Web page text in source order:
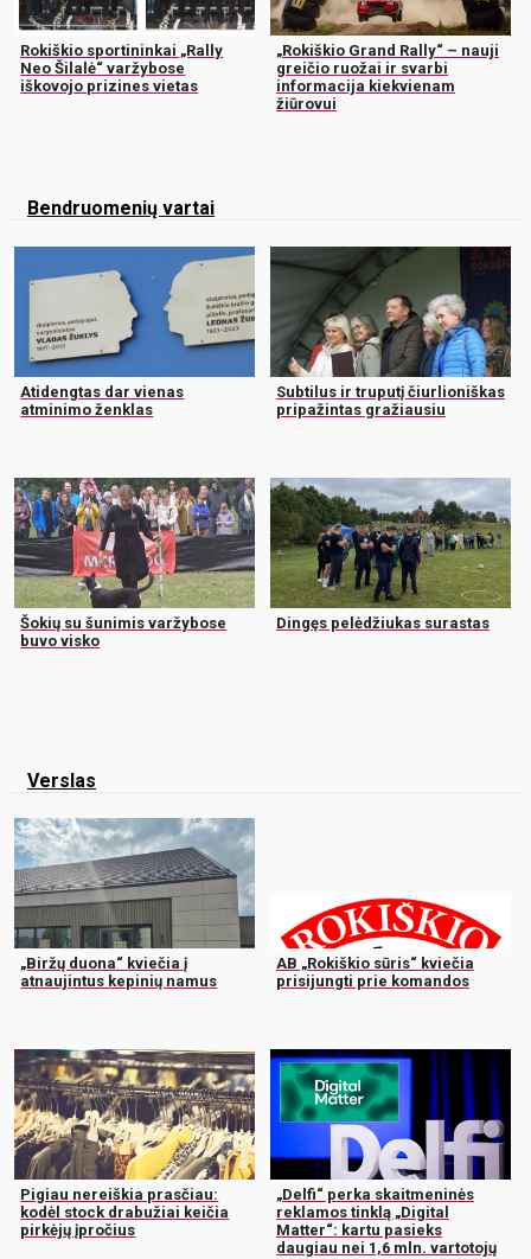
Rokiškio sportininkai „Rally
Neo Šilalė“ varžybose
iškovojo prizines vietas
„Rokiškio Grand Rally“ – nauji
greičio ruožai ir svarbi
informacija kiekvienam
žiūrovui
Bendruomenių vartai
Atidengtas dar vienas
atminimo ženklas
Subtilus ir truputį čiurlioniškas
pripažintas gražiausiu
Šokių su šunimis varžybose
buvo visko
Dingęs pelėdžiukas surastas
Verslas
„Biržų duona“ kviečia į
atnaujintus kepinių namus
AB „Rokiškio sūris“ kviečia
prisijungti prie komandos
Pigiau nereiškia prasčiau:
kodėl stock drabužiai keičia
pirkėjų įpročius
„Delfi“ perka skaitmeninės
reklamos tinklą „Digital
Matter“: kartu pasieks
daugiau nei 1,6 mln. vartotojų